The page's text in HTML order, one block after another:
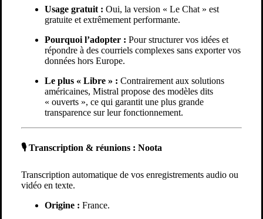
Usage gratuit : Oui, la version « Le Chat » est
gratuite et extrêmement performante.
Pourquoi l’adopter : Pour structurer vos idées et
répondre à des courriels complexes sans exporter vos
données hors Europe.
Le plus « Libre » : Contrairement aux solutions
américaines, Mistral propose des modèles dits
« ouverts », ce qui garantit une plus grande
transparence sur leur fonctionnement.
🎙️ Transcription & réunions : Noota
Transcription automatique de vos enregistrements audio ou
vidéo en texte.
Origine : France.